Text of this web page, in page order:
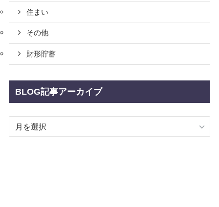
住まい
その他
財形貯蓄
BLOG記事アーカイブ
BLOG